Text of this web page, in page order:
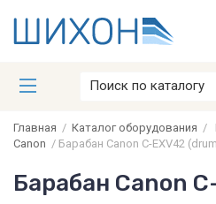
Главная / Каталог оборудования /
Canon / Барабан Canon C-EXV42
Барабан Canon